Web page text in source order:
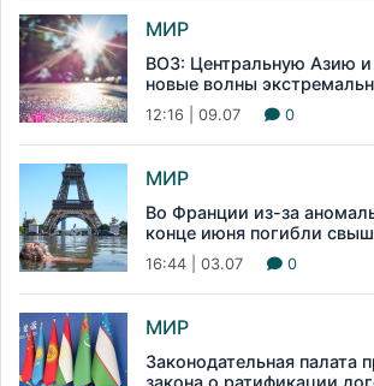
МИР
ВОЗ: Центральную Азию
новые волны
12:16 | 09.07 0
МИР
Во Франции из-за
конце июня погибли
16:44 | 03.07 0
МИР
Законодательная палата
закона о ратификации